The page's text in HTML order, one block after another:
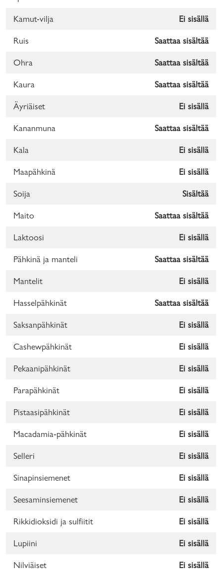
Kamut-vilja Ei sisällä
Ruis Saattaa sisältää
Ohra Saattaa sisältää
Kaura Saattaa sisältää
Äyriäiset Ei sisällä
Kananmuna Saattaa sisältää
Kala Ei sisällä
Maapähkinä Ei sisällä
Soija Sisältää
Maito Saattaa sisältää
Laktoosi Ei sisällä
Pähkinä ja manteli Saattaa sisältää
Mantelit Ei sisällä
Hasselpähkinät Saattaa sisältää
Saksanpähkinät Ei sisällä
Cashewpähkinät Ei sisällä
Pekaanipähkinät Ei sisällä
Parapähkinät Ei sisällä
Pistaasipähkinät Ei sisällä
Macadamia-pähkinät Ei sisällä
Selleri Ei sisällä
Sinapinsiemenet Ei sisällä
Seesaminsiemenet Ei sisällä
Rikkidioksidi ja sulfiitit Ei sisällä
Lupiini Ei sisällä
Nilviäiset Ei sisällä